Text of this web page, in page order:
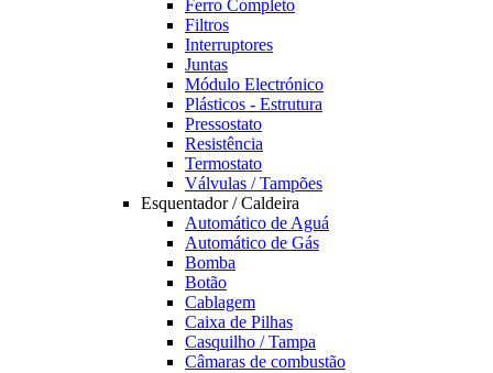
Ferro Completo
Filtros
Interruptores
Juntas
Módulo Electrónico
Plásticos - Estrutura
Pressostato
Resistência
Termostato
Válvulas / Tampões
Esquentador / Caldeira
Automático de Aguá
Automático de Gás
Bomba
Botão
Cablagem
Caixa de Pilhas
Casquilho / Tampa
Câmaras de combustão